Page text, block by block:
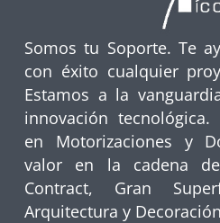
Somos tu Soporte. Te
con éxito cualquier
Estamos a la
innovación tecnológica.
en Motorizaciones y
valor en la cadena
Contract, Gran
Arquitectura y